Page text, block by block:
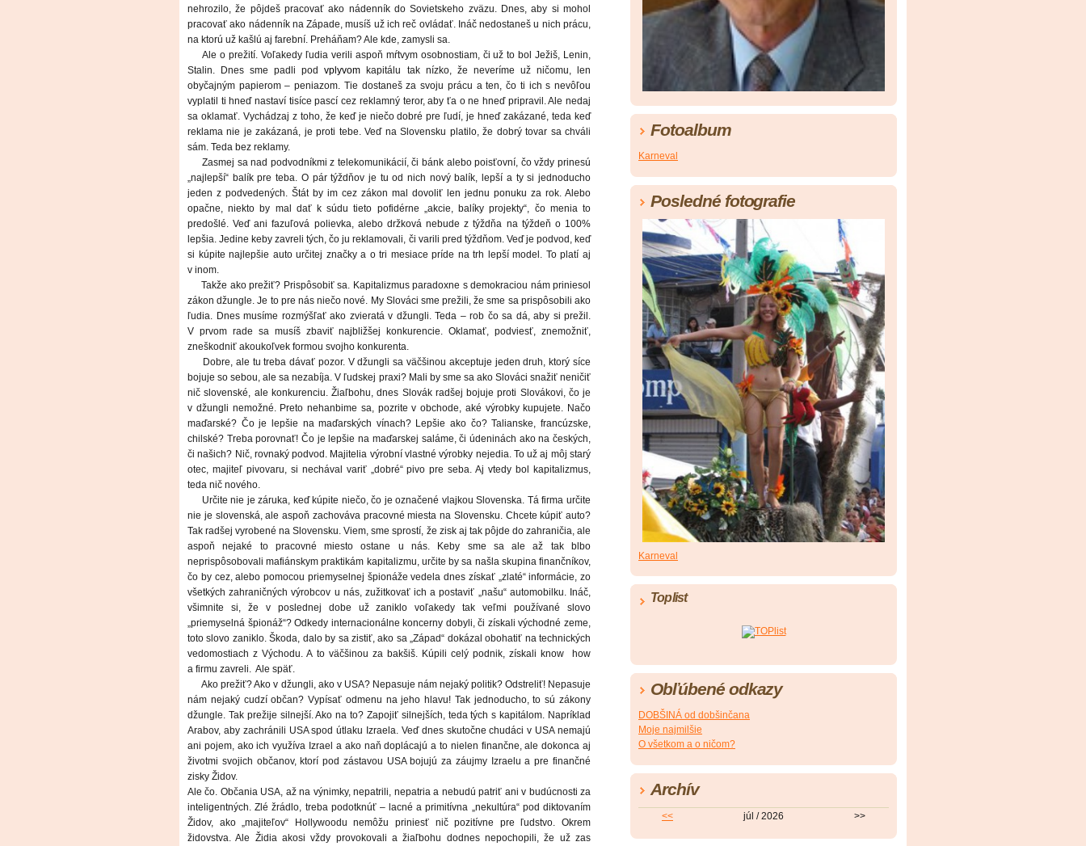
nehrozilo, že pôjdeš pracovať ako nádenník do Sovietskeho zväzu. Dnes, aby si mohol
pracovať ako nádenník na Západe, musíš už ich reč ovládať. Ináč nedostaneš u nich prácu,
na ktorú už kašlú aj farební. Preháňam? Ale kde, zamysli sa.
Ale o prežití. Voľakedy ľudia verili aspoň mŕtvym osobnostiam, či už to bol Ježiš, Lenin,
Stalin. Dnes sme padli podvplyvom kapitálu tak nízko, že neveríme už ničomu, len
obyčajným papierom – peniazom. Tie dostaneš za svoju prácu a ten, čo ti ich s nevôľou
vyplatil ti hneď nastaví tisíce pascí cez reklamný teror, aby ťa o ne hneď pripravil. Ale nedaj
sa oklamať. Vychádzaj z toho, že keď je niečo dobré pre ľudí, je hneď zakázané, teda keď
reklama nie je zakázaná, je proti tebe. Veď na Slovensku platilo, že dobrý tovar sa chváli
sám. Teda bez reklamy.
Zasmej sa nad podvodníkmi z telekomunikácií, či bánk alebo poisťovní, čo vždy prinesú
„najlepší“ balík pre teba. O pár týždňov je tu od nich nový balík, lepší a ty si jednoducho
jeden z podvedených. Štát by im cez zákon mal dovoliť len jednu ponuku za rok. Alebo
opačne, niekto by mal dať k súdu tieto pofidérne „akcie, balíky projekty“, čo menia to
predošlé. Veď ani fazuľová polievka, alebo držková nebude z týždňa na týždeň o 100%
lepšia. Jedine keby zavreli tých, čo ju reklamovali, či varili pred týždňom. Veď je podvod, keď
si kúpite najlepšie auto určitej značky a o tri mesiace príde na trh lepší model. To platí aj
v inom.
Takže ako prežiť? Prispôsobiť sa. Kapitalizmus paradoxne s demokraciou nám priniesol
zákon džungle. Je to pre nás niečo nové. My Slováci sme prežili, že sme sa prispôsobili ako
ľudia. Dnes musíme rozmýšľať ako zvieratá v džungli. Teda – rob čo sa dá, aby si prežil.
V prvom rade sa musíš zbaviť najbližšej konkurencie. Oklamať, podviesť, znemožniť,
zneškodniť akoukoľvek formou svojho konkurenta.
Dobre, ale tu treba dávať pozor. V džungli sa väčšinou akceptuje jeden druh, ktorý síce
bojuje so sebou, ale sa nezabíja. V ľudskej praxi? Mali by sme sa ako Slováci snažiť neničiť
nič slovenské, ale konkurenciu. Žiaľbohu, dnes Slovák radšej bojuje proti Slovákovi, čo je
v džungli nemožné. Preto nehanbime sa, pozrite v obchode, aké výrobky kupujete. Načo
maďarské? Čo je lepšie na maďarských vínach? Lepšie ako čo? Talianske, francúzske,
chilské? Treba porovnať! Čo je lepšie na maďarskej saláme, či údeninách ako na českých,
či našich? Nič, rovnaký podvod. Majitelia výrobní vlastné výrobky nejedia. To už aj môj starý
otec, majiteľ pivovaru, si nechával variť „dobré“ pivo pre seba. Aj vtedy bol kapitalizmus,
teda nič nového.
Určite nie je záruka, keď kúpite niečo, čo je označené vlajkou Slovenska. Tá firma určite
nie je slovenská, ale aspoň zachováva pracovné miesta na Slovensku. Chcete kúpiť auto?
Tak radšej vyrobené na Slovensku. Viem, sme sprostí, že zisk aj tak pôjde do zahraničia, ale
aspoň nejaké to pracovné miesto ostane u nás. Keby sme sa ale až tak blbo
neprispôsobovali mafiánskym praktikám kapitalizmu, určite by sa našla skupina finančníkov,
čo by cez, alebo pomocou priemyselnej špionáže vedela dnes získať „zlaté“ informácie, zo
všetkých zahraničných výrobcov u nás, zužitkovať ich a postaviť „našu“ automobilku. Ináč,
všimnite si, že v poslednej dobe už zaniklo voľakedy tak veľmi používané slovo
„priemyselná špionáž“? Odkedy internacionálne koncerny dobyli, či získali východné zeme,
toto slovo zaniklo. Škoda, dalo by sa zistiť, ako sa „Západ“ dokázal obohatiť na technických
vedomostiach z Východu. A to väčšinou za bakšiš. Kúpili celý podnik, získali know
how
a firmu zavreli.
Ale späť.
Ako prežiť? Ako v džungli, ako v USA? Nepasuje nám nejaký politik? Odstreliť! Nepasuje
nám nejaký cudzí občan? Vypísať odmenu na jeho hlavu! Tak jednoducho, to sú zákony
džungle. Tak prežije silnejší. Ako na to? Zapojiť silnejších, teda tých s kapitálom. Napríklad
Arabov, aby zachránili USA spod útlaku Izraela. Veď dnes skutočne chudáci v USA nemajú
ani pojem, ako ich využíva Izrael a ako naň doplácajú a to nielen finančne, ale dokonca aj
životmi svojich občanov, ktorí pod zástavou USA bojujú za záujmy Izraelu a pre finančné
zisky Židov.
Ale čo. Občania USA, až na výnimky, nepatrili, nepatria a nebudú patriť ani v budúcnosti za
inteligentných. Zlé žrádlo, treba podotknúť – lacné a primitívna „nekultúra“ pod diktovaním
Židov, ako „majiteľov“ Hollywoodu nemôžu priniesť nič pozitívne pre ľudstvo. Okrem
židovstva. Ale Židia akosi vždy provokovali a žiaľbohu dodnes nepochopili, že už zas
Fotoalbum
Karneval
Posledné fotografie
Karneval
Toplist
Obľúbené odkazy
DOBŠINÁ od dobšinčana
Moje najmilšie
O všetkom a o ničom?
Archív
<< júl / 2026 >>